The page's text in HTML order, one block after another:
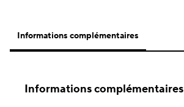
Informations complémentaires
Informations complémentaires